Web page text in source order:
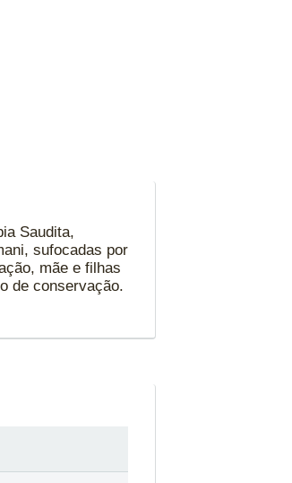
Saudita,
sufocadas por
mãe e filhas
de conservação.